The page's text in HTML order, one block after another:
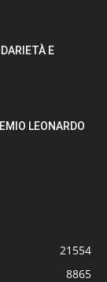
E
LEONARDO
21554
8865